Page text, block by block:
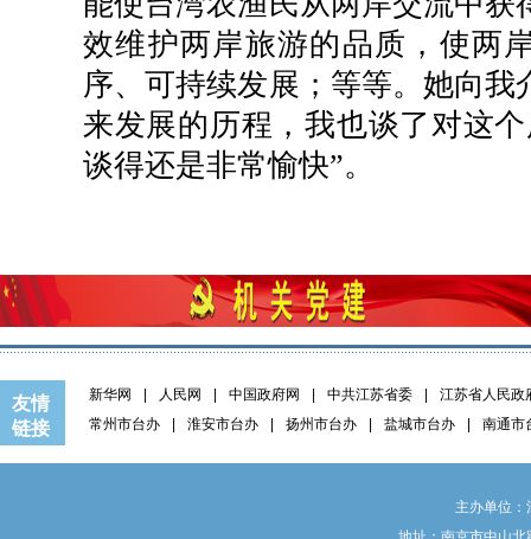
效维护两岸旅游的品质，使两
序、可持续发展；等等。她向我
来发展的历程，我也谈了对这
谈得还是非常愉快”。
友情
链接
新华网 人民网 中国政府网 中共江苏省委
江苏省人民政
常州市台办
淮安市台办 扬州市台办 盐城市台办 南通市
主办单位